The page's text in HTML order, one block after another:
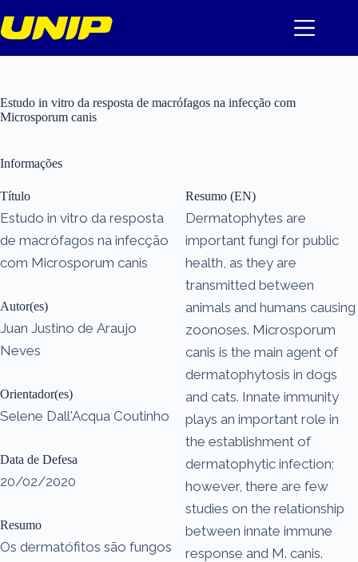
para
o
Estudo in vitro da resposta de macrófagos na infecção com
Microsporum canis
Informações
Título
Estudo in vitro da resposta
de macrófagos na infecção
com Microsporum canis
Autor(es)
Juan Justino de Araujo
Neves
Orientador(es)
Selene Dall'Acqua Coutinho
Data de Defesa
20/02/2020
Resumo
Os dermatófitos são fungos
Resumo (EN)
Dermatophytes are
important fungi for public
health, as they are
transmitted between
animals and humans causing
zoonoses. Microsporum
canis is the main agent of
dermatophytosis in dogs
and cats. Innate immunity
plays an important role in
the establishment of
dermatophytic infection;
however, there are few
studies on the relationship
between innate immune
response and M. canis.